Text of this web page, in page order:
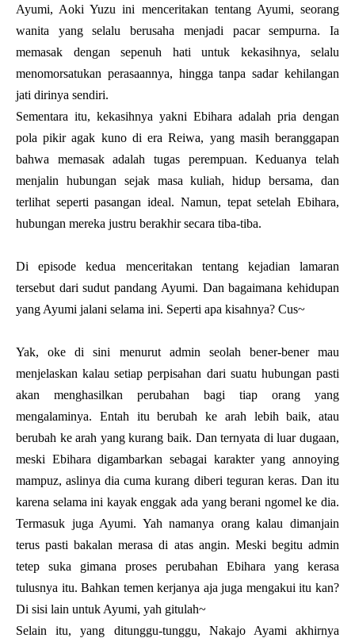
Ayumi, Aoki Yuzu ini menceritakan tentang Ayumi, seorang
wanita yang selalu berusaha menjadi pacar sempurna. Ia
memasak dengan sepenuh hati untuk kekasihnya, selalu
menomorsatukan perasaannya, hingga tanpa sadar kehilangan
jati dirinya sendiri.
Sementara itu, kekasihnya yakni Ebihara adalah pria dengan
pola pikir agak kuno di era Reiwa, yang masih beranggapan
bahwa memasak adalah tugas perempuan.Keduanya telah
menjalin hubungan sejak masa kuliah, hidup bersama, dan
terlihat seperti pasangan ideal. Namun, tepat setelah Ebihara,
hubungan mereka justru berakhir secara tiba-tiba.
Di episode kedua menceritakan tentang kejadian lamaran
tersebut dari sudut pandang Ayumi. Dan bagaimana kehidupan
yang Ayumi jalani selama ini. Seperti apa kisahnya? Cus~
Yak, oke di sini menurut admin seolah bener-bener mau
menjelaskan kalau setiap perpisahan dari suatu hubungan pasti
akan menghasilkan perubahan bagi tiap orang yang
mengalaminya. Entah itu berubah ke arah lebih baik, atau
berubah ke arah yang kurang baik. Dan ternyata di luar dugaan,
meski Ebihara digambarkan sebagai karakter yang annoying
mampuz, aslinya dia cuma kurang diberi teguran keras. Dan itu
karena selama ini kayak enggak ada yang berani ngomel ke dia.
Termasuk juga Ayumi. Yah namanya orang kalau dimanjain
terus pasti bakalan merasa di atas angin. Meski begitu admin
tetep suka gimana proses perubahan Ebihara yang kerasa
tulusnya itu. Bahkan temen kerjanya aja juga mengakui itu kan?
Di sisi lain untuk Ayumi, yah gitulah~
Selain itu, yang ditunggu-tunggu, Nakajo Ayami akhirnya